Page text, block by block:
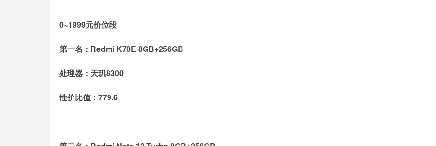
0~1999元价位段
第一名：Redmi K70E 8GB+256GB
处理器：天玑8300
性价比值：779.6